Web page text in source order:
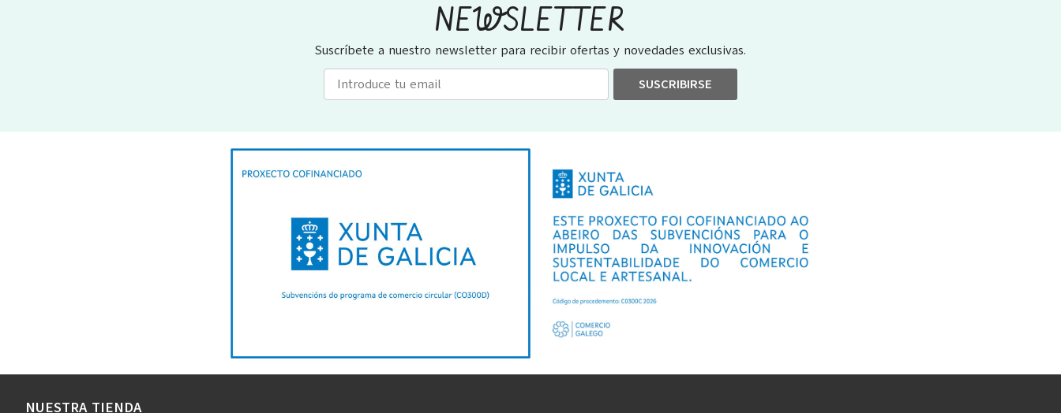
NEWSLETTER
Suscríbete a nuestro newsletter para recibir ofertas y novedades exclusivas.
SUSCRIBIRSE
NUESTRA TIENDA